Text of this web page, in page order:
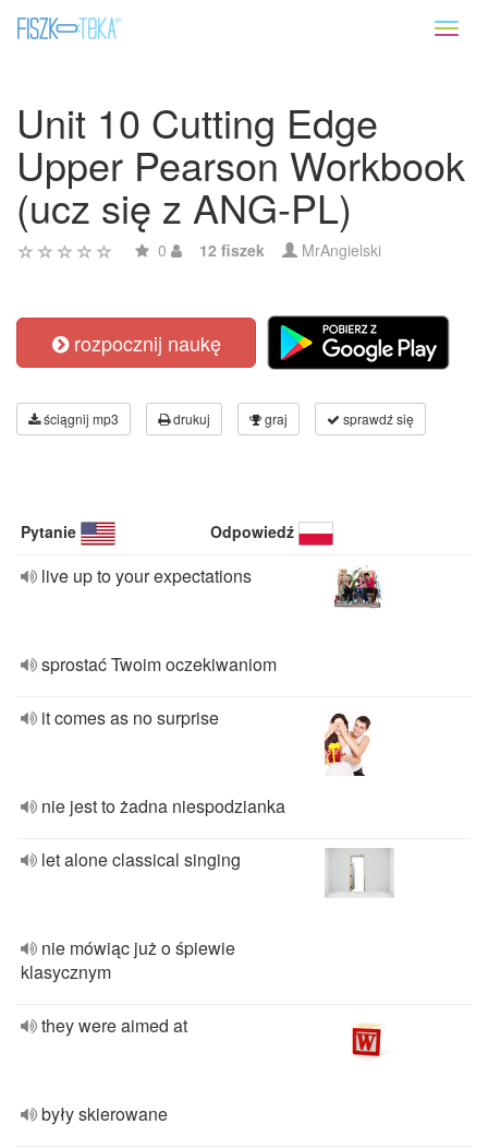
Unit 10 Cutting Edge
Upper Pearson Workbook
(ucz się z ANG-PL)
0 12 fiszek MrAngielski
rozpocznij naukę
ściągnij mp3 drukuj graj sprawdź się
Pytanie Odpowiedź
live up to your expectations
sprostać Twoim oczekiwaniom
it comes as no surprise
nie jest to żadna niespodzianka
let alone classical singing
nie mówiąc już o śpiewie
klasycznym
they were aimed at
były skierowane